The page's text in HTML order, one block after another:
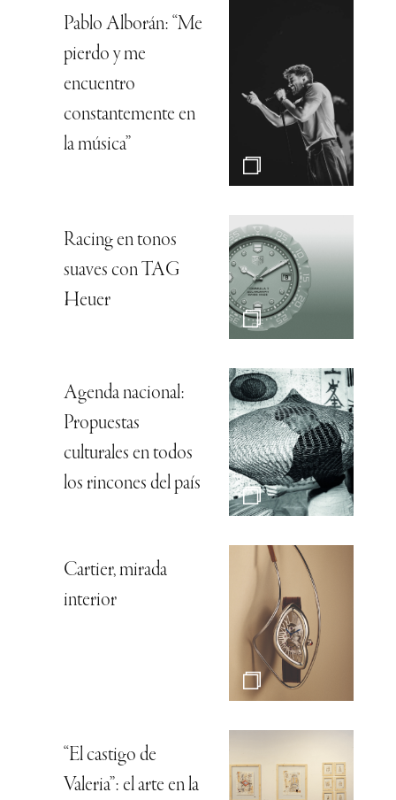
Pablo Alborán: “Me
pierdo y me
encuentro
constantemente en
la música”
Racing en tonos
suaves con TAG
Heuer
Agenda nacional:
Propuestas
culturales en todos
los rincones del país
Cartier, mirada
interior
“El castigo de
Valeria”: el arte en la